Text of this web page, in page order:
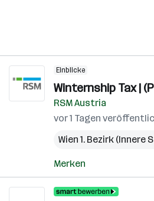
Einblicke
Winternship Tax |
RSM Austria
vor 1 Tagen
Wien 1. Bezirk (Innere
Merken